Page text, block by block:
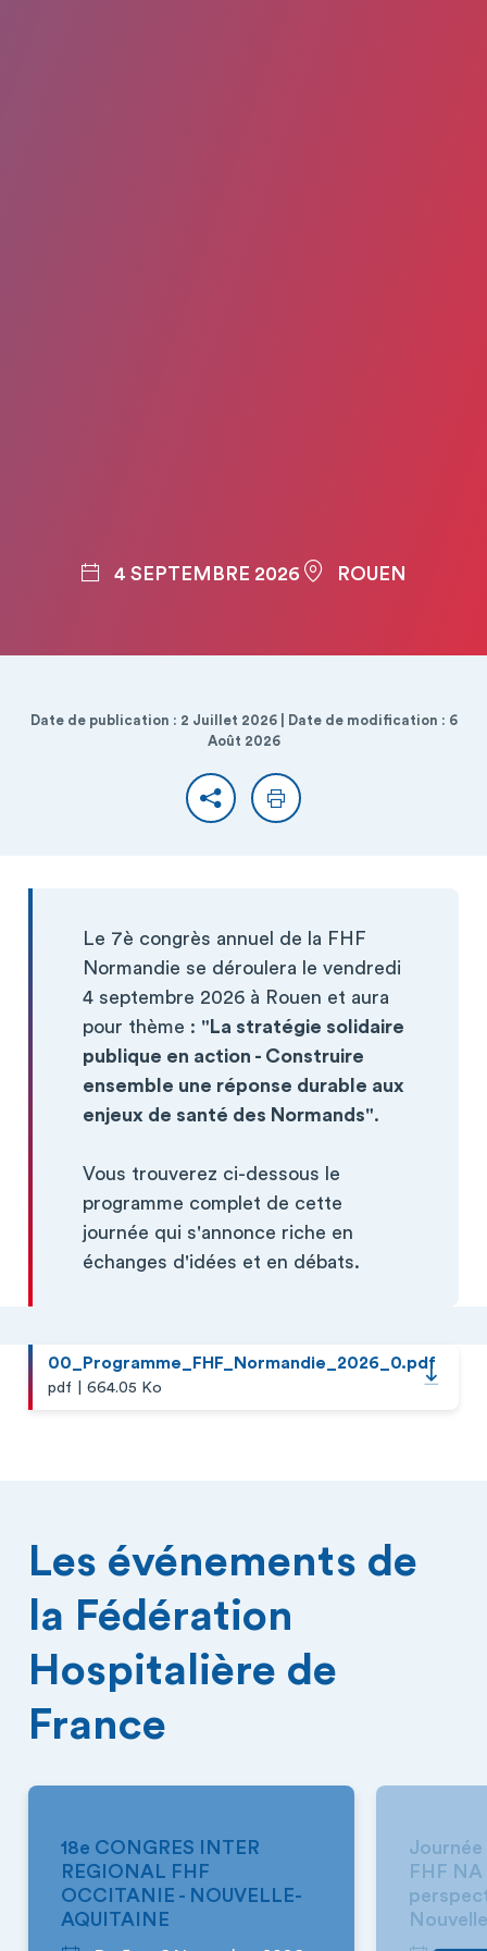
4 SEPTEMBRE 2026 ROUEN
Date de publication : 2 Juillet 2026 | Date de modification : 6
Août 2026
PartagerImprimer
Le 7è congrès annuel de la FHF
Normandie se déroulera le vendredi
4 septembre 2026 à Rouen et aura
pour thème : "La stratégie solidaire
publique en action - Construire
ensemble une réponse durable aux
enjeux de santé des Normands".
Vous trouverez ci-dessous le
programme complet de cette
journée qui s'annonce riche en
échanges d'idées et en débats.
00_Programme_FHF_Normandie_2026_0.pdf
pdf 664.05 Ko
Les événements de
la Fédération
Hospitalière de
France
18e CONGRES INTER
REGIONAL FHF
OCCITANIE - NOUVELLE-
AQUITAINE
FHF